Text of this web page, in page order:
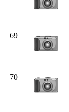
69
70